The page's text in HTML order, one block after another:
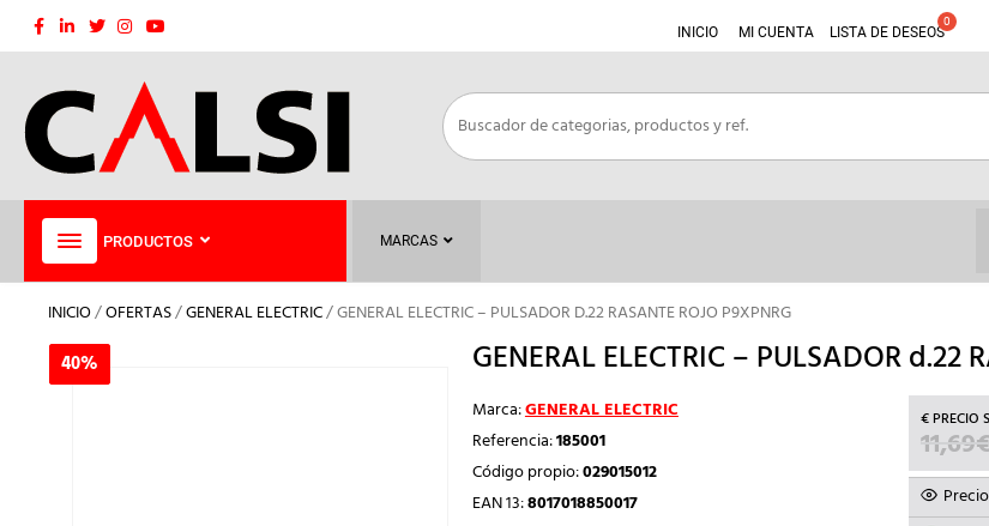
Saltar
INICIO MI CUENTA LISTA DE DESEOS
PRODUCTOS MARCAS
INICIO/OFERTAS/GENERAL ELECTRIC/ GENERAL ELECTRIC – PULSADOR D.22 RASANTE ROJO P9XPNRG
40% GENERAL ELECTRIC – PULSADOR d.22
Marca:GENERAL ELECTRIC
Referencia:185001
Código propio:029015012
EAN 13:8017018850017
11,69
40%